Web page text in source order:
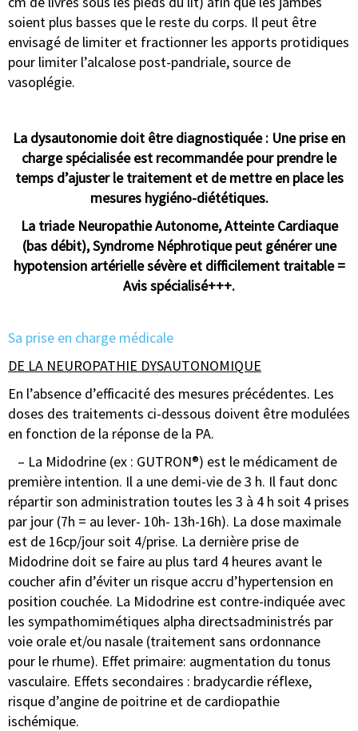
soient plus basses que le reste du corps. Il peut être
envisagé de limiter et fractionner les apports protidiques
pour limiter l’alcalose post-pandriale, source de
vasoplégie.
La dysautonomie doit être diagnostiquée : Une prise en
charge spécialisée est recommandée pour prendre le
temps d’ajuster le traitement et de mettre en place les
mesures hygiéno-diététiques.
La triade Neuropathie Autonome, Atteinte Cardiaque
(bas débit), Syndrome Néphrotique peut générer une
hypotension artérielle sévère et difficilement traitable =
Avis spécialisé+++.
Sa prise en charge médicale
DE LA NEUROPATHIE DYSAUTONOMIQUE
En l’absence d’efficacité des mesures précédentes. Les
doses des traitements ci-dessous doivent être modulées
en fonction de la réponse de la PA.
– La Midodrine (ex : GUTRON®) est le médicament de
première intention. Il a une demi-vie de 3 h. Il faut donc
répartir son administration toutes les 3 à 4 h soit 4 prises
par jour (7h = au lever- 10h- 13h-16h). La dose maximale
est de 16cp/jour soit 4/prise. La dernière prise de
Midodrine doit se faire au plus tard 4 heures avant le
coucher afin d’éviter un risque accru d’hypertension en
position couchée. La Midodrine est contre-indiquée avec
les sympathomimétiques alpha directsadministrés par
voie orale et/ou nasale (traitement sans ordonnance
pour le rhume). Effet primaire: augmentation du tonus
vasculaire. Effets secondaires : bradycardie réflexe,
risque d’angine de poitrine et de cardiopathie
ischémique.